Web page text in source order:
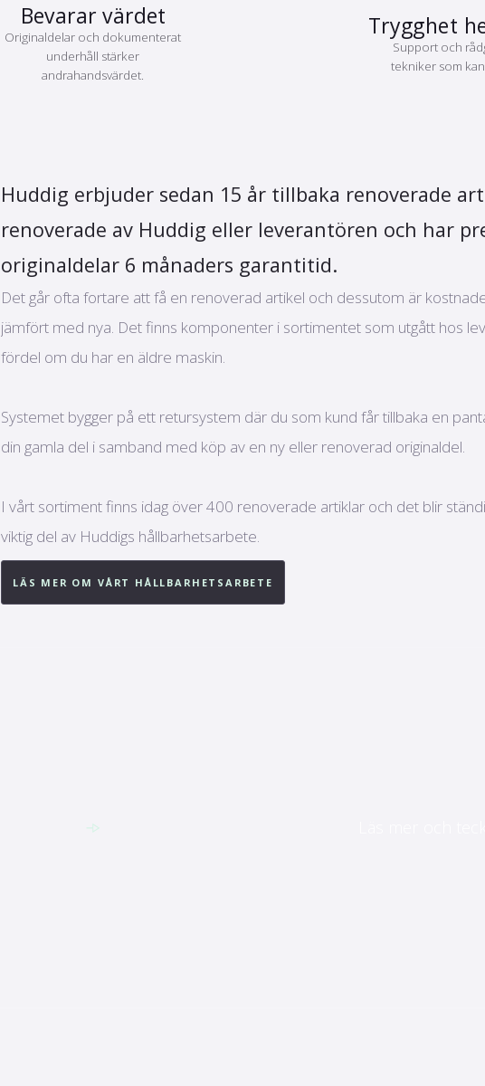
Bevarar värdet
Originaldelar och dokumenterat
underhåll stärker
andrahandsvärdet.
Trygghet
Support och
tekniker som
Huddig erbjuder sedan 15 år tillbaka renoverade
renoverade av Huddig eller leverantören och har
originaldelar 6 månaders garantitid.
Det går ofta fortare att få en renoverad artikel och dessutom är
jämfört med nya. Det finns komponenter i sortimentet som utgått hos
fördel om du har en äldre maskin.
Systemet bygger på ett retursystem där du som kund får tillbaka en
din gamla del i samband med köp av en ny eller renoverad originaldel.
I vårt sortiment finns idag över 400 renoverade artiklar och det blir
viktig del av Huddigs hållbarhetsarbete.
LÄS MER OM VÅRT HÅLLBARHETSARBETE